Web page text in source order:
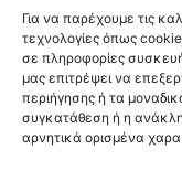
Για να παρέχουμε τις
τεχνολογίες όπως
σε πληροφορίες
μας επιτρέψει να
περιήγησης ή τα
συγκατάθεση ή η
αρνητικά ορισμένα
ΤΕΥΔ.09.2022
Κοινοποίηση:
@2026